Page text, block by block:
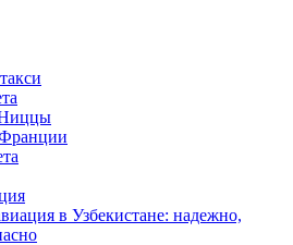
Ниццы
в Узбекистане: надежно,